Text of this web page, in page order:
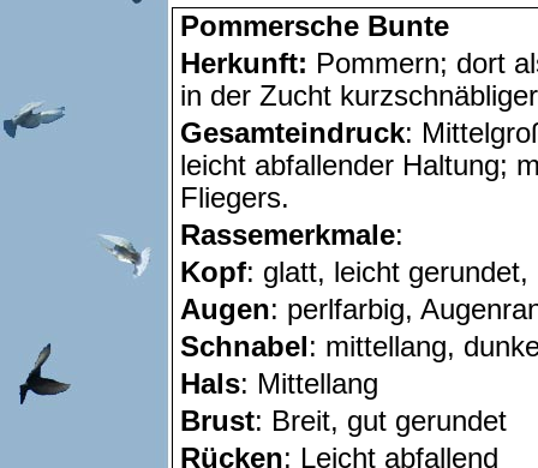
Pommersche Bunte
Herkunft: Pommern; dort
in der Zucht
Gesamteindruck:
leicht abfallender Haltung;
Fliegers.
Rassemerkmale:
Kopf: glatt, leicht
Augen: perlfarbig,
Schnabel: mittellang,
Hals: Mittellang
Brust: Breit, gut gerundet
Rücken: Leicht abfallend